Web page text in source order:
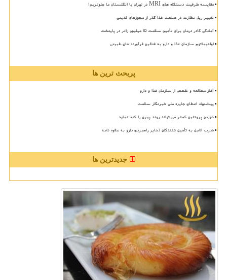
مقایسه ظرفیت دستگاه های MRI در تهران با انگلستان ما جلوتریم!
تغییر ریل نظارت در صنعت غذا گذر از مجوزهای قدیمی
آمادگی کادر درمان برای تأمین سلامت 15 میلیون زائر در پایتخت
اولتیماتوم سازمان غذا و دارو به فعالین فرآورده های طبیعی
پربحث ترین ها
آغاز مطالعه و تفحص از سازمان غذا و دارو
پیشنهاد اعطای جایزه ملی خبرنگار سلامت
خوردن پروتئین کمتر می تواند روند پیری را کند نماید
ضرب الاجل به تأمین کنندگان ذخایر راهبردی دارو به علاوه نامه
جدیدترین ها